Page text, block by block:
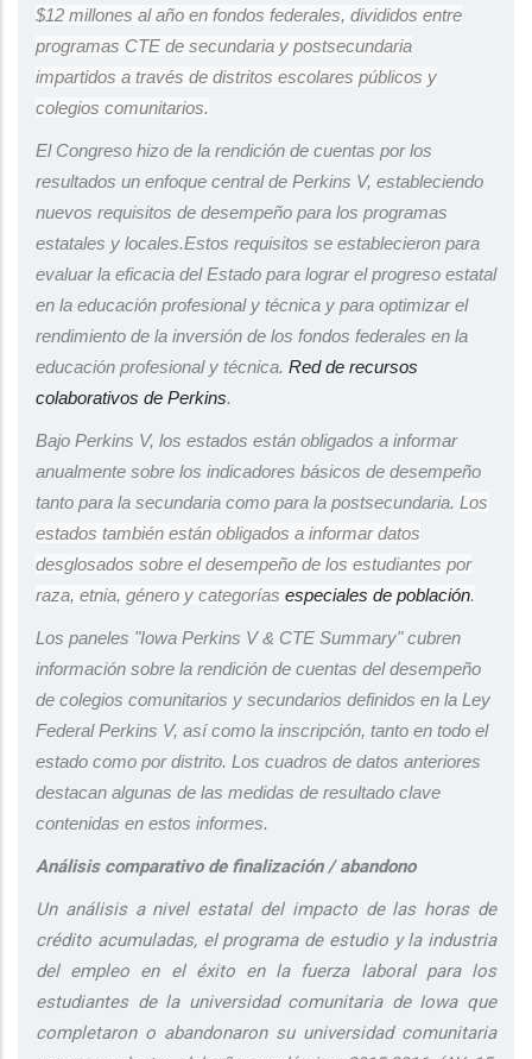
$12 millones al año en fondos federales, divididos entre
programas CTE de secundaria y postsecundaria
impartidos a través de distritos escolares públicos y
colegios comunitarios.
El Congreso hizo de la rendición de cuentas por los
resultados un enfoque central de Perkins V, estableciendo
nuevos requisitos de desempeño para los programas
estatales y locales.Estos requisitos se establecieron para
evaluar la eficacia del Estado para lograr el progreso estatal
en la educación profesional y técnica y para optimizar el
rendimiento de la inversión de los fondos federales en la
educación profesional y técnica. Red de recursos
colaborativos de Perkins.
Bajo Perkins V, los estados están obligados a informar
anualmente sobre los indicadores básicos de desempeño
tanto para la secundaria como para la postsecundaria. Los
estados también están obligados a informar datos
desglosados ​​sobre el desempeño de los estudiantes por
raza, etnia, género y categorías especiales de población.
Los paneles "Iowa Perkins V & CTE Summary" cubren
información sobre la rendición de cuentas del desempeño
de colegios comunitarios y secundarios definidos en la Ley
Federal Perkins V, así como la inscripción, tanto en todo el
estado como por distrito. Los cuadros de datos anteriores
destacan algunas de las medidas de resultado clave
contenidas en estos informes.
Análisis comparativo de finalización / abandono
Un análisis a nivel estatal del impacto de las horas de
crédito acumuladas, el programa de estudio y la industria
del empleo en el éxito en la fuerza laboral para los
estudiantes de la universidad comunitaria de Iowa que
completaron o abandonaron su universidad comunitaria